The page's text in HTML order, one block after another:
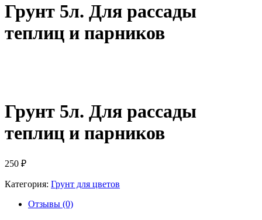
Грунт 5л. Для рассады
теплиц и парников
Грунт 5л. Для рассады
теплиц и парников
250 ₽
Категория: Грунт для цветов
Отзывы (0)